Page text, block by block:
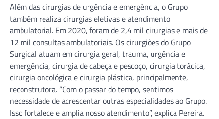
Além das cirurgias de urgência e emergência, o Grupo
também realiza cirurgias eletivas e atendimento
ambulatorial. Em 2020, foram de 2,4 mil cirurgias e mais de
12 mil consultas ambulatoriais. Os cirurgiões do Grupo
Surgical atuam em cirurgia geral, trauma, urgência e
emergência, cirurgia de cabeça e pescoço, cirurgia torácica,
cirurgia oncológica e cirurgia plástica, principalmente,
reconstrutora. “Com o passar do tempo, sentimos
necessidade de acrescentar outras especialidades ao Grupo.
Isso fortalece e amplia nosso atendimento”, explica Pereira.